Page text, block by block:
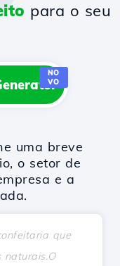
para o seu
NO
VO
uma breve
o setor de
e a